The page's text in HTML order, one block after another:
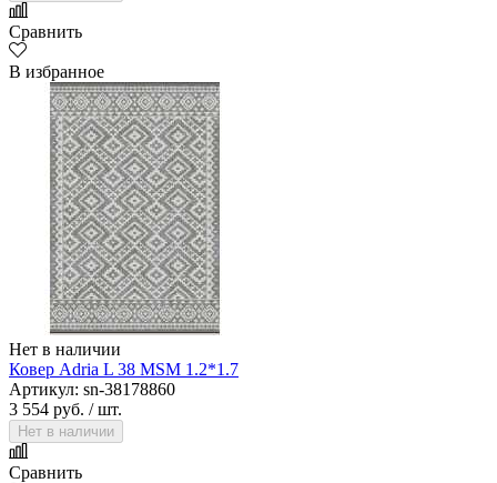
Сравнить
В избранное
Нет в наличии
Ковер Adria L 38 MSM 1.2*1.7
Артикул: sn-38178860
3 554 руб. / шт.
Нет в наличии
Сравнить